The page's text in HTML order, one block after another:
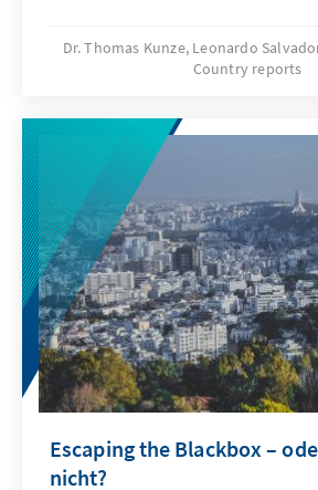
Dr. Thomas Kunze, Leonardo
Country reports
Escaping the Blackbox –
nicht?